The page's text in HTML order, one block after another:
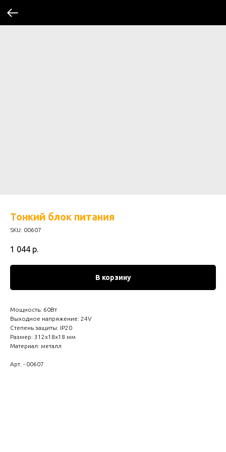
Тонкий блок питания
SKU: 00607
1 044 р.
В корзину
Мощность: 60Вт
Выходное напряжение: 24V
Степень защиты: IP20
Размер: 312х18х18 мм
Материал: металл
Арт. - 00607